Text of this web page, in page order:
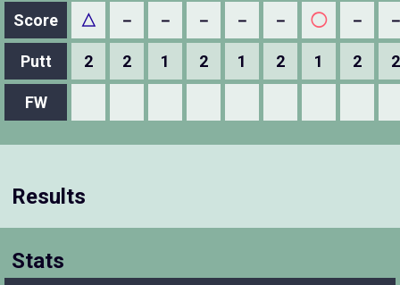
Score △ － － － － － ◯ －
Putt 2 2 1 2 1 2 1 2 2
FW
Results
Stats